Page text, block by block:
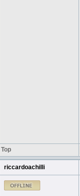
Top
riccardoachilli